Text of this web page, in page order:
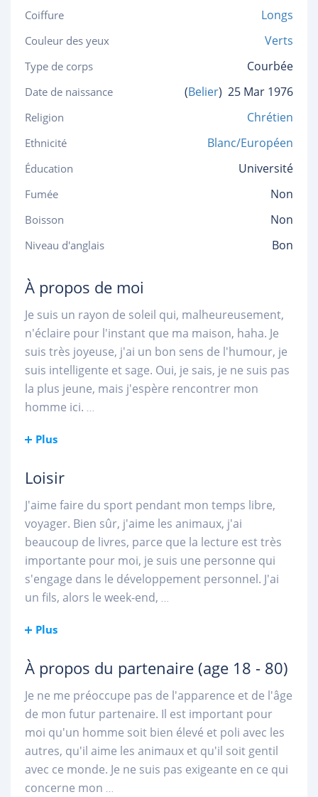
Coiffure Longs
Couleur des yeux Verts
Type de corps Courbée
Date de naissance (Belier) 25 Mar 1976
Religion Chrétien
Ethnicité Blanc/Européen
Éducation Université
Fumée Non
Boisson Non
Niveau d'anglais Bon
À propos de moi
Je suis un rayon de soleil qui, malheureusement,
n'éclaire pour l'instant que ma maison, haha. Je
suis très joyeuse, j'ai un bon sens de l'humour, je
suis intelligente et sage. Oui, je sais, je ne suis pas
la plus jeune, mais j'espère rencontrer mon
homme ici. ...
Plus
Loisir
J'aime faire du sport pendant mon temps libre,
voyager. Bien sûr, j'aime les animaux, j'ai
beaucoup de livres, parce que la lecture est très
importante pour moi, je suis une personne qui
s'engage dans le développement personnel. J'ai
un fils, alors le week-end, ...
Plus
À propos du partenaire (age 18 - 80)
Je ne me préoccupe pas de l'apparence et de l'âge
de mon futur partenaire. Il est important pour
moi qu'un homme soit bien élevé et poli avec les
autres, qu'il aime les animaux et qu'il soit gentil
avec ce monde. Je ne suis pas exigeante en ce qui
concerne mon ...